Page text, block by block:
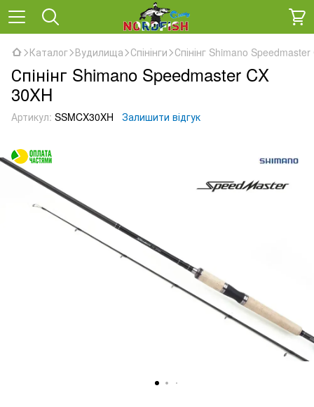
Каталог Вудилища Спінінги Спінінг Shimano
Спінінг Shimano Speedmaster CX
30XH
Артикул: SSMCX30XH Залишити відгук